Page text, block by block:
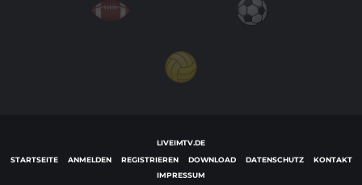
LIVEIMTV.DE
STARTSEITE
ANMELDEN REGISTRIEREN DOWNLOAD DATENSCHUTZ
KONTAKT
IMPRESSUM